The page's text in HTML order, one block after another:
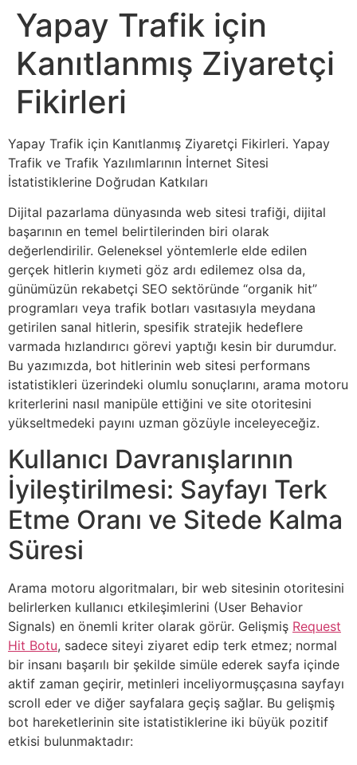
Yapay Trafik için
Kanıtlanmış Ziyaretçi
Fikirleri
Yapay Trafik için Kanıtlanmış Ziyaretçi Fikirleri. Yapay
Trafik ve Trafik Yazılımlarının İnternet Sitesi
İstatistiklerine Doğrudan Katkıları
Dijital pazarlama dünyasında web sitesi trafiği, dijital
başarının en temel belirtilerinden biri olarak
değerlendirilir. Geleneksel yöntemlerle elde edilen
gerçek hitlerin kıymeti göz ardı edilemez olsa da,
günümüzün rekabetçi SEO sektöründe “organik hit”
programları veya trafik botları vasıtasıyla meydana
getirilen sanal hitlerin, spesifik stratejik hedeflere
varmada hızlandırıcı görevi yaptığı kesin bir durumdur.
Bu yazımızda, bot hitlerinin web sitesi performans
istatistikleri üzerindeki olumlu sonuçlarını, arama motoru
kriterlerini nasıl manipüle ettiğini ve site otoritesini
yükseltmedeki payını uzman gözüyle inceleyeceğiz.
Kullanıcı Davranışlarının
İyileştirilmesi: Sayfayı Terk
Etme Oranı ve Sitede Kalma
Süresi
Arama motoru algoritmaları, bir web sitesinin otoritesini
belirlerken kullanıcı etkileşimlerini (User Behavior
Signals) en önemli kriter olarak görür. Gelişmiş Request
Hit Botu, sadece siteyi ziyaret edip terk etmez; normal
bir insanı başarılı bir şekilde simüle ederek sayfa içinde
aktif zaman geçirir, metinleri inceliyormuşçasına sayfayı
scroll eder ve diğer sayfalara geçiş sağlar. Bu gelişmiş
bot hareketlerinin site istatistiklerine iki büyük pozitif
etkisi bulunmaktadır: